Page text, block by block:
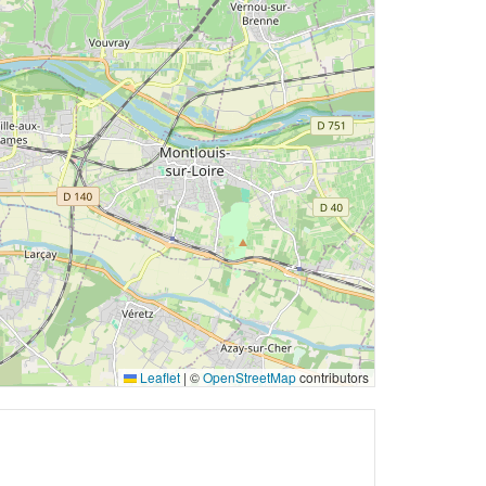
Leaflet | ©OpenStreetMapcontributors